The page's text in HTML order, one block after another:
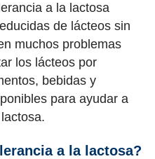
a la lactosa
de lácteos sin
muchos problemas
los lácteos por
bebidas y
para ayudar a
a la lactosa?